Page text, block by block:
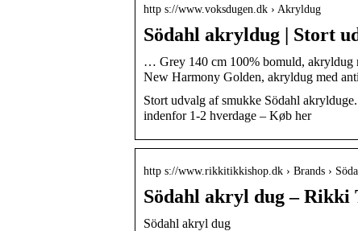
http s://www.voksdugen.dk › Akryldug
Södahl akryldug | Stort
… Grey 140 cm 100% bomuld, akryldug
New Harmony Golden, akryldug med
Stort udvalg af smukke Södahl
indenfor 1-2 hverdage – Køb her
http s://www.rikkitikkishop.dk › Brands ›
Södahl akryl dug –
Södahl akryl dug